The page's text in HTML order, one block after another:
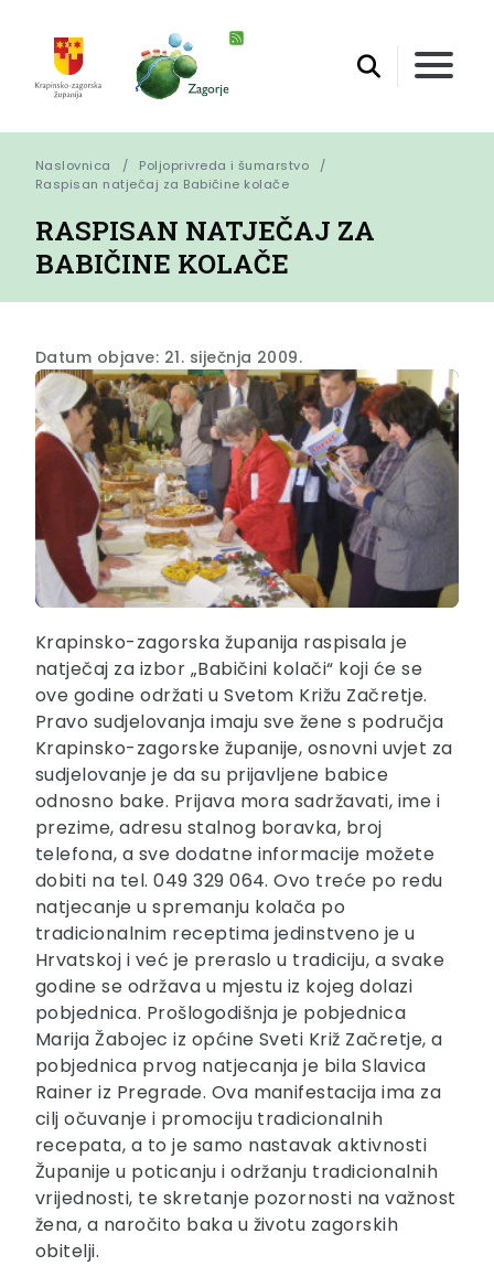
Naslovnica
Poljoprivreda i šumarstvo
Raspisan natječaj za Babičine kolače
RASPISAN NATJEČAJ ZA
BABIČINE KOLAČE
Datum objave: 21. siječnja 2009.
Krapinsko-zagorska županija raspisala je
natječaj za izbor „Babičini kolači“ koji će se
ove godine održati u Svetom Križu Začretje.
Pravo sudjelovanja imaju sve žene s područja
Krapinsko-zagorske županije, osnovni uvjet za
sudjelovanje je da su prijavljene babice
odnosno bake. Prijava mora sadržavati, ime i
prezime, adresu stalnog boravka, broj
telefona, a sve dodatne informacije možete
dobiti na tel. 049 329 064. Ovo treće po redu
natjecanje u spremanju kolača po
tradicionalnim receptima jedinstveno je u
Hrvatskoj i već je preraslo u tradiciju, a svake
godine se održava u mjestu iz kojeg dolazi
pobjednica. Prošlogodišnja je pobjednica
Marija Žabojec iz općine Sveti Križ Začretje, a
pobjednica prvog natjecanja je bila Slavica
Rainer iz Pregrade. Ova manifestacija ima za
cilj očuvanje i promociju tradicionalnih
recepata, a to je samo nastavak aktivnosti
Županije u poticanju i održanju tradicionalnih
vrijednosti, te skretanje pozornosti na važnost
žena, a naročito baka u životu zagorskih
obitelji.